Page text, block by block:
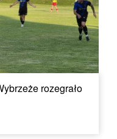
rozegrało